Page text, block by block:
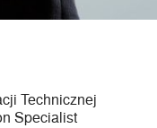
Technicznej
Specialist